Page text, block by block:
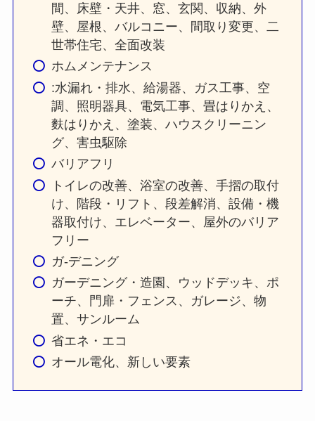
間、床壁・天井、窓、玄関、収納、外
壁、屋根、バルコニー、間取り変更、二
世帯住宅、全面改装
ホムメンテナンス
:水漏れ・排水、給湯器、ガス工事、空
調、照明器具、電気工事、畳はりかえ、
麩はりかえ、塗装、ハウスクリーニン
グ、害虫駆除
バリアフリ
トイレの改善、浴室の改善、手摺の取付
け、階段・リフト、段差解消、設備・機
器取付け、エレベーター、屋外のバリア
フリー
ガ-デニング
ガーデニング・造園、ウッドデッキ、ポ
ーチ、門扉・フェンス、ガレージ、物
置、サンルーム
省エネ・エコ
オール電化、新しい要素